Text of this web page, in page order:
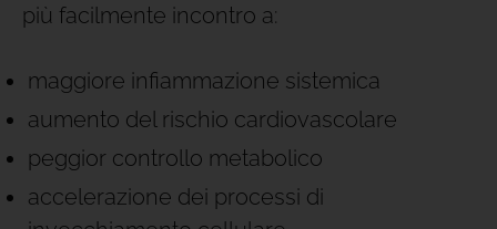
più facilmente incontro a:
maggiore infiammazione sistemica
aumento del rischio cardiovascolare
peggior controllo metabolico
accelerazione dei processi di